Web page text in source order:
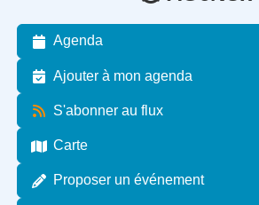
Agenda
Ajouter à mon agenda
S'abonner au flux
Carte
Proposer un événement